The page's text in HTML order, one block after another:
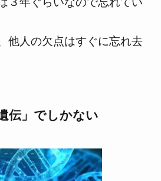
他人の欠点はすぐに忘れ去
伝」でしかない